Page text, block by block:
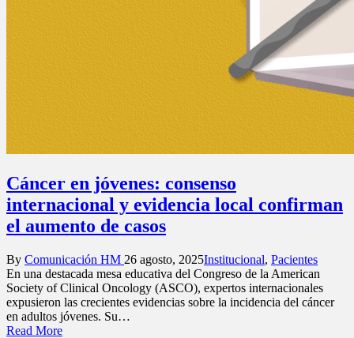
Cáncer en jóvenes: consenso
internacional y evidencia local confirman
el aumento de casos
Posted
by
By Comunicación HM 26 agosto, 2025Posted
in
Institucional, Pacientes
En una destacada mesa educativa del Congreso de la American
Society of Clinical Oncology (ASCO), expertos internacionales
expusieron las crecientes evidencias sobre la incidencia del cáncer
en adultos jóvenes. Su…
Read More